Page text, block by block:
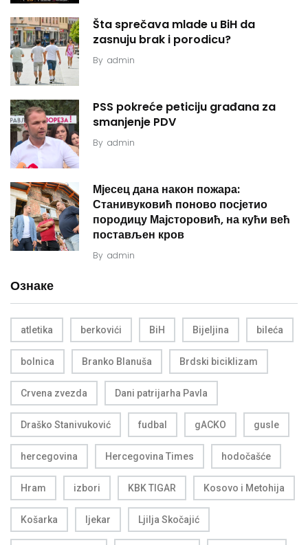
Šta sprečava mlade u BiH da
zasnuju brak i porodicu?
By admin
PSS pokreće peticiju građana za
smanjenje PDV
By admin
Мјесец дана након пожара:
Станивуковић поново посјетио
породицу Мајсторовић, на кући већ
постављен кров
By admin
Ознаке
atletika berkovići BiH Bijeljina bileća
bolnica Branko Blanuša Brdski biciklizam
Crvena zvezda Dani patrijarha Pavla
Draško Stanivuković fudbal gACKO gusle
hercegovina Hercegovina Times hodočašće
Hram izbori KBK TIGAR Kosovo i Metohija
Košarka ljekar Ljilja Skočajić